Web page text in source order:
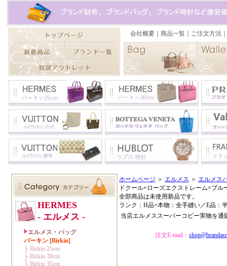
ホームページ ＞ エルメス ＞ エルメス
ドクール×ローズエクストレーム×ブ
全部商品は未使用新品です。
ランク：H品=本物：全手縫い／E品：
当店エルメススーパーコピー実物を
注文E-mail：